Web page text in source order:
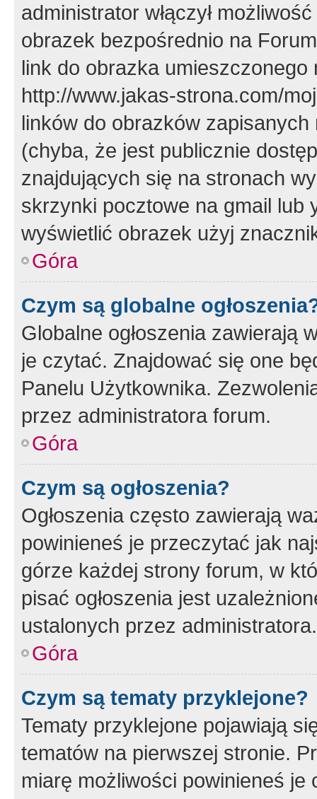
administrator włączył
obrazek bezpośrednio na
link do obrazka
http://www.jakas-strona.com/
linków do obrazków
(chyba, że jest publicznie
znajdujących się na stronach
skrzynki pocztowe na gmail lub
wyświetlić obrazek użyj
Góra
Czym są globalne
Globalne ogłoszenia zawierają
je czytać. Znajdować się one
Panelu Użytkownika.
przez administratora forum.
Góra
Czym są ogłoszenia?
Ogłoszenia często zawierają
powinieneś je przeczytać jak
górze każdej strony forum, w
pisać ogłoszenia jest
ustalonych przez administratora.
Góra
Czym są tematy przyklejone?
Tematy przyklejone pojawiają
tematów na pierwszej stronie.
miarę możliwości powinieneś je